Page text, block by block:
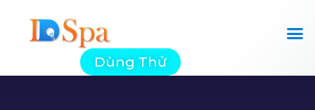
Dùng Thử